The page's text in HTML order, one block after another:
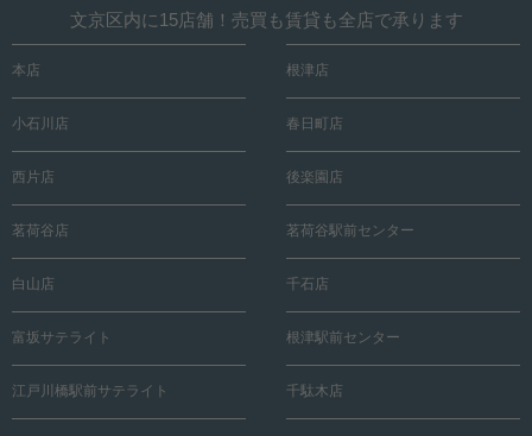
文京区内に15店舗！売買も賃貸も全店で承ります
本店 根津店
小石川店 春日町店
西片店 後楽園店
茗荷谷店 茗荷谷駅前センター
白山店 千石店
富坂サテライト 根津駅前センター
江戸川橋駅前サテライト 千駄木店